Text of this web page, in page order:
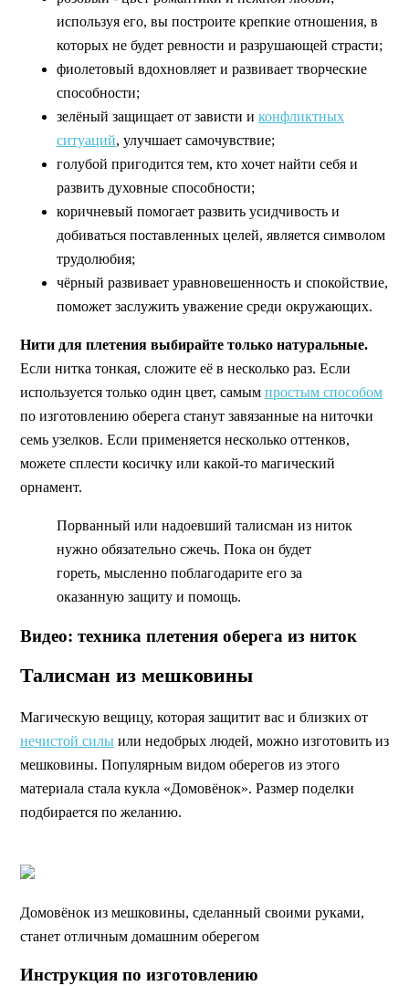
используя его, вы построите крепкие отношения, в
которых не будет ревности и разрушающей страсти;
фиолетовый вдохновляет и развивает творческие
способности;
зелёный защищает от зависти и конфликтных
ситуаций, улучшает самочувствие;
голубой пригодится тем, кто хочет найти себя и
развить духовные способности;
коричневый помогает развить усидчивость и
добиваться поставленных целей, является символом
трудолюбия;
чёрный развивает уравновешенность и спокойствие,
поможет заслужить уважение среди окружающих.
Нити для плетения выбирайте только натуральные.
Если нитка тонкая, сложите её в несколько раз. Если
используется только один цвет, самым простым способом
по изготовлению оберега станут завязанные на ниточки
семь узелков. Если применяется несколько оттенков,
можете сплести косичку или какой-то магический
орнамент.
Порванный или надоевший талисман из ниток
нужно обязательно сжечь. Пока он будет
гореть, мысленно поблагодарите его за
оказанную защиту и помощь.
Видео: техника плетения оберега из ниток
Талисман из мешковины
Магическую вещицу, которая защитит вас и близких от
нечистой силы или недобрых людей, можно изготовить из
мешковины. Популярным видом оберегов из этого
материала стала кукла «Домовёнок». Размер поделки
подбирается по желанию.
Домовёнок из мешковины, сделанный своими руками,
станет отличным домашним оберегом
Инструкция по изготовлению